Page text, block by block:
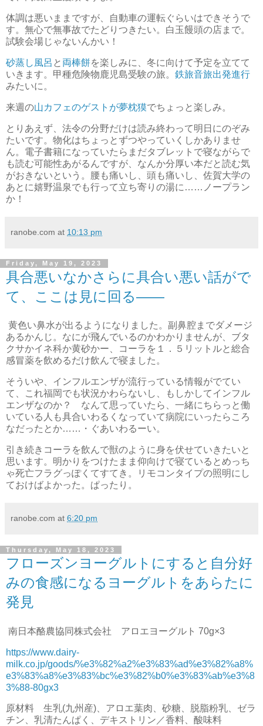
体調は悪いままですが、自動車の運転ぐらいはできそうで
す。無心で無事故でたどりつきたい。白玉饅頭の店まで。
試験会場じゃないんかい！
砂蒸し風呂 と 両棒餅を楽しみに、冬に向けて予定を立てて
いきます。甲種危険物鹿児島受験の旅。 鉄旅音旅出発進行
みたいに。
来週の山カフェのゲストが夢枕獏でちょっと楽しみ。
とりあえず、法令の分野だけは読み終わって明日にのぞみ
たいです。物化はちょっとずつやっていくしかありませ
ん。電子書籍になっていたらまだタブレットで寝ながらで
も読む可能性あがるんですが、なんか分厚い本だと読む気
がおきないという。腰も痛いし、頭も痛いし、佐賀大学の
あとに嬉野温泉でも行って立ち寄りの湯に……ノープラン
か！
ranobe.com at 10:13 pm
Friday, May 19, 2023
具合悪いなかさらに具合い悪い話がで
て、ここは見に回る――
黄色い鼻水が出るようになりました。副鼻腔までダメージ
あるかんじ。なにが飛んでいるのかわかりませんが、ブタ
クサかイネ科か黄砂かー、コーラを１．５リットルと総合
感冒薬を飲めるだけ飲んで寝ました。
そういや、インフルエンザが流行っている情報がでてい
て、これ福岡でも状況かわらないし、もしかしてインフル
エンザなのか？ なんて思っていたら、一緒にちらっと働
いている人も具合いわるくなっていて病院にいったらころ
なだったとか……・ぐあいわるーい。
引き続きコーラを飲んで獣のように身を伏せていきたいと
思います。明かりをつけたまま仰向けで寝ているとめっち
ゃ死亡フラグっぽくてすてき。リモコンタイプの照明にし
ておけばよかった。ぱったり。
ranobe.com at 6:20 pm
Thursday, May 18, 2023
フローズンヨーグルトにすると自分好
みの食感になるヨーグルトをあらたに
発見
南日本酪農協同株式会社 アロエヨーグルト 70g×3
https://www.dairy-
milk.co.jp/goods/%e3%82%a2%e3%83%ad%e3%82%a8%
e3%83%a8%e3%83%bc%e3%82%b0%e3%83%ab%e3%8
3%88-80gx3
原材料 生乳(九州産)、アロエ葉肉、砂糖、脱脂粉乳、ゼラ
チン、乳清たんぱく、デキストリン／香料、酸味料